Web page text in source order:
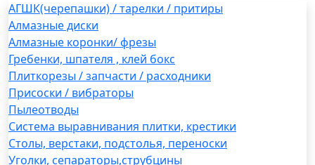
АГШК(черепашки) / тарелки / притиры
Алмазные диски
Алмазные коронки/ фрезы
Гребенки, шпателя , клей бокс
Плиткорезы / запчасти / расходники
Присоски / вибраторы
Пылеотводы
Система выравнивания плитки, крестики
Столы, верстаки, подстолья, переноски
Уголки, сепараторы,струбцины